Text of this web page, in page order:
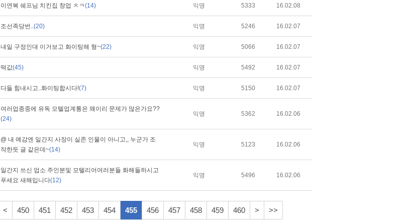
이연복 쉐프님 치킨집 창업 ㅊㅋ(14) 익명 5333 16.02.08
조선족당번..(20) 익명 5246 16.02.07
내일 구정인대 이거보고 화이팅해 형~(22) 익명 5066 16.02.07
떡값(45) 익명 5492 16.02.07
다들 힘내시고..화이팅합시다!(7) 익명 5150 16.02.07
여러업종중에 유독 모텔업계통은 왜이리 문제가 많은가요??
(24)
익명 5362 16.02.06
@ 내 예감엔 일간지 사장이 실존 인물이 아니고,, 누군가 조
작한듯 글 같은데~(14)
익명 5123 16.02.06
일간지 쓰신 업소 주인분및 모텔리어여러분들 화해들하시고
푸세요 새해입니다(12)
익명 5496 16.02.06
< 450 451 452 453 454 455 456 457 458 459 460 > >>